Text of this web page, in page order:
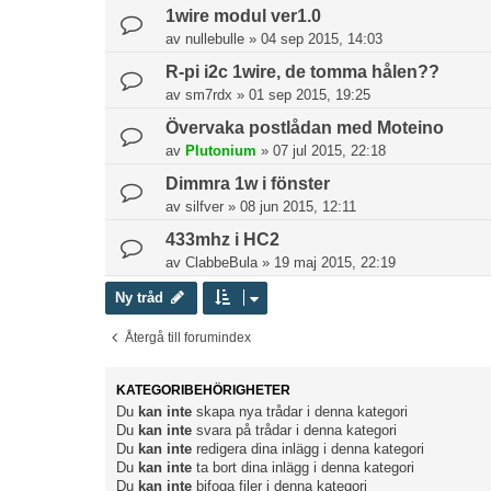
1wire modul ver1.0
av nullebulle » 04 sep 2015, 14:03
R-pi i2c 1wire, de tomma hålen??
av sm7rdx » 01 sep 2015, 19:25
Övervaka postlådan med Moteino
av Plutonium » 07 jul 2015, 22:18
Dimmra 1w i fönster
av silfver » 08 jun 2015, 12:11
433mhz i HC2
av ClabbeBula » 19 maj 2015, 22:19
Ny tråd
Återgå till forumindex
KATEGORIBEHÖRIGHETER
Du kan inte skapa nya trådar i denna kategori
Du kan inte svara på trådar i denna kategori
Du kan inte redigera dina inlägg i denna kategori
Du kan inte ta bort dina inlägg i denna kategori
Du kan inte bifoga filer i denna kategori